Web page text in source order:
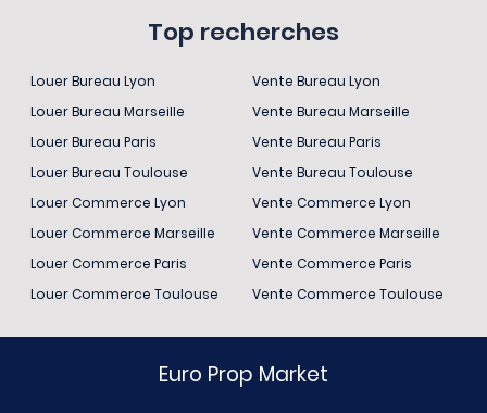
Top recherches
Louer Bureau Lyon
Louer Bureau Marseille
Louer Bureau Paris
Louer Bureau Toulouse
Louer Commerce Lyon
Louer Commerce Marseille
Louer Commerce Paris
Louer Commerce Toulouse
Vente Bureau Lyon
Vente Bureau Marseille
Vente Bureau Paris
Vente Bureau Toulouse
Vente Commerce Lyon
Vente Commerce Marseille
Vente Commerce Paris
Vente Commerce Toulouse
Euro Prop Market